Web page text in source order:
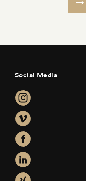
Social Media